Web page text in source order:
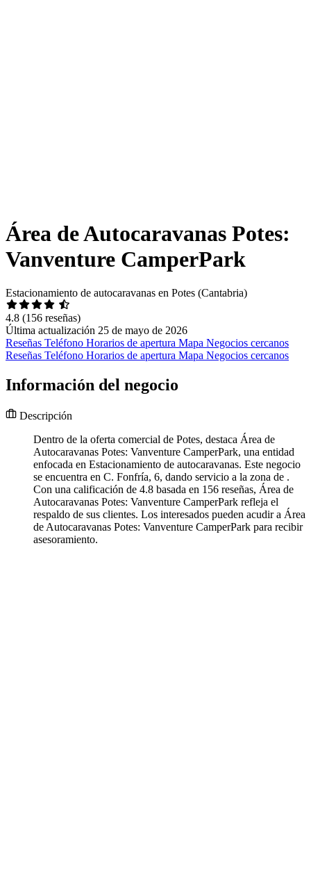
Área de Autocaravanas Potes:
Vanventure CamperPark
Estacionamiento de autocaravanas en Potes (Cantabria)
4.8 (156 reseñas)
Última actualización 25 de mayo de 2026
Reseñas Teléfono Horarios de apertura Mapa Negocios cercanos
Reseñas Teléfono Horarios de apertura Mapa Negocios cercanos
Información del negocio
Descripción
Dentro de la oferta comercial de Potes, destaca Área de
Autocaravanas Potes: Vanventure CamperPark, una entidad
enfocada en Estacionamiento de autocaravanas. Este negocio
se encuentra en C. Fonfría, 6, dando servicio a la zona de .
Con una calificación de 4.8 basada en 156 reseñas, Área de
Autocaravanas Potes: Vanventure CamperPark refleja el
respaldo de sus clientes. Los interesados pueden acudir a Área
de Autocaravanas Potes: Vanventure CamperPark para recibir
asesoramiento.